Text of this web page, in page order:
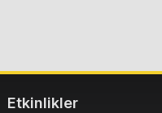
Etkinlikler